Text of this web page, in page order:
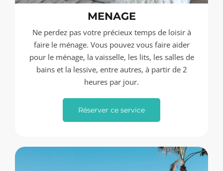
MENAGE
Ne perdez pas votre précieux temps de loisir à
faire le ménage. Vous pouvez vous faire aider
pour le ménage, la vaisselle, les lits, les salles de
bains et la lessive, entre autres, à partir de 2
heures par jour.
Réserver ce service